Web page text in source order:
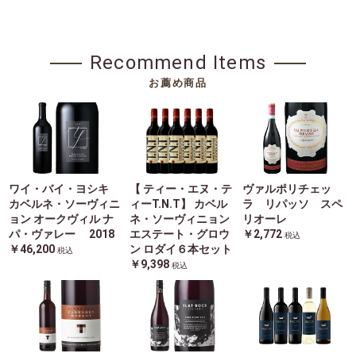
Recommend Items
お薦め商品
ワイ・バイ・ヨシキ
カベルネ・ソーヴィニ
ョン オークヴィル ナ
パ・ヴァレー 2018
￥46,200 税込
【 ティー・エヌ・テ
ィーT.N.T】 カベル
ネ・ソーヴィニョン
エステート・グロウ
ン ロダイ６本セット
￥9,398 税込
ヴァルポリチェッ
ラ リパッソ スペ
リオーレ
￥2,772 税込